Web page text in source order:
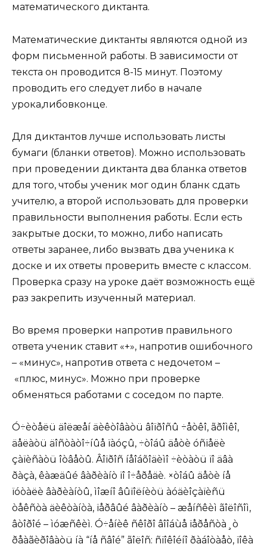
математического диктанта.
Математические диктанты являются одной из
форм письменной работы. В зависимости от
текста он проводится 8-15 минут. Поэтому
проводить его следует либо в начале
урока,либовконце.
Для диктантов лучше использовать листы
бумаги (бланки ответов). Можно использовать
при проведении диктанта два бланка ответов
для того, чтобы ученик мог один бланк сдать
учителю, а второй использовать для проверки
правильности выполнения работы. Если есть
закрытые доски, то можно, либо написать
ответы заранее, либо вызвать два ученика к
доске и их ответы проверить вместе с классом.
Проверка сразу на уроке даёт возможность ещё
раз закрепить изученный материал.
Во время проверки напротив правильного
ответа ученик ставит «+», напротив ошибочного
– «минус», напротив ответа с недочетом –
«плюс, минус». Можно при проверке
обменяться работами с соседом по парте.
Ó÷èòåëü äîëæåí äèêòîâàòü âîïðîñû ÷åòêî, ãðîìêî,
äåëàòü äîñòàòî÷íûå ïàóçû, ÷òîáû äåòè óñïåëè
çàïèñàòü îòâåòû. Âîïðîñ íåîáõîäèìî ÷èòàòü ïî äâà
ðàçà, êàæäûé âàðèàíò ïî î÷åðåäè. ×òîáû äåòè íå
ïóòàëè âàðèàíòû, ìîæíî âûïîëíèòü àóäèîçàïèñü
òåêñòà äèêòàíòà, ïåðâûé âàðèàíò – æåíñêèì ãîëîñîì,
âòîðîé – ìóæñêèì. Ó÷åíèê ñêîðî âîîáùå ïåðåñòà¸ò
ðåàãèðîâàòü íà “íå ñâîé” ãîëîñ: ñïîêîéíî ðàáîòàåò, ïîêà